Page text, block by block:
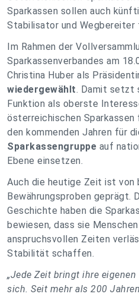
Sparkassen sollen auch
Stabilisator und Wegbereiter
Im Rahmen der
Sparkassenverbandes am
Christina Huber als
wiedergewählt. Damit setzt
Funktion als oberste
österreichischen
den kommenden Jahren für
Sparkassengruppe auf
Ebene einsetzen.
Auch die heutige Zeit ist von
Bewährungsproben geprägt.
Geschichte haben die
bewiesen, dass sie
anspruchsvollen Zeiten
Stabilität schaffen.
„Jede Zeit bringt ihre
sich. Seit mehr als 200